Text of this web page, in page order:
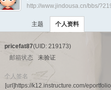
›
http://www.jindousa.cn/bbs/
主题 个人资料
pricefat87(UID: 219173)
邮箱状态
未验证
个人签名
[url]https://k12.instructure.com/